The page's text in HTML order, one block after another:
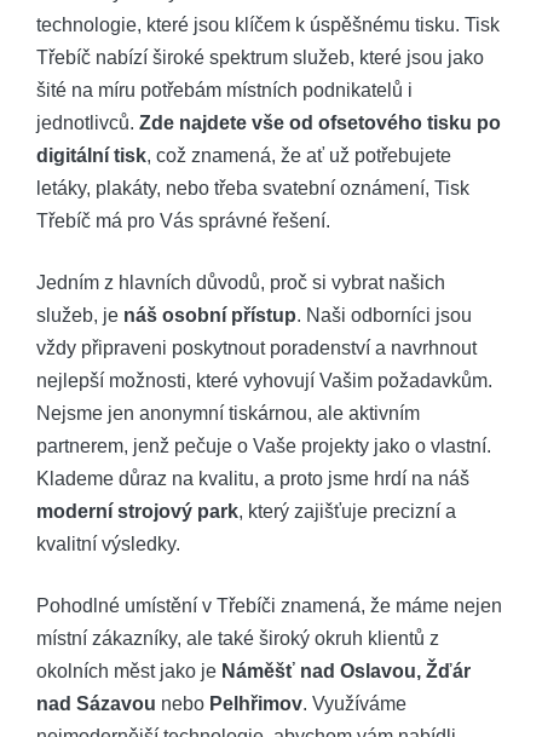
technologie, které jsou klíčem k úspěšnému tisku. Tisk
Třebíč nabízí široké spektrum služeb, které jsou jako
šité na míru potřebám místních podnikatelů i
jednotlivců. Zde najdete vše od ofsetového tisku po
digitální tisk, což znamená, že ať už potřebujete
letáky, plakáty, nebo třeba svatební oznámení, Tisk
Třebíč má pro Vás správné řešení.
Jedním z hlavních důvodů, proč si vybrat našich
služeb, je náš osobní přístup. Naši odborníci jsou
vždy připraveni poskytnout poradenství a navrhnout
nejlepší možnosti, které vyhovují Vašim požadavkům.
Nejsme jen anonymní tiskárnou, ale aktivním
partnerem, jenž pečuje o Vaše projekty jako o vlastní.
Klademe důraz na kvalitu, a proto jsme hrdí na náš
moderní strojový park, který zajišťuje precizní a
kvalitní výsledky.
Pohodlné umístění v Třebíči znamená, že máme nejen
místní zákazníky, ale také široký okruh klientů z
okolních měst jako je Náměšť nad Oslavou, Žďár
nad Sázavou nebo Pelhřimov. Využíváme